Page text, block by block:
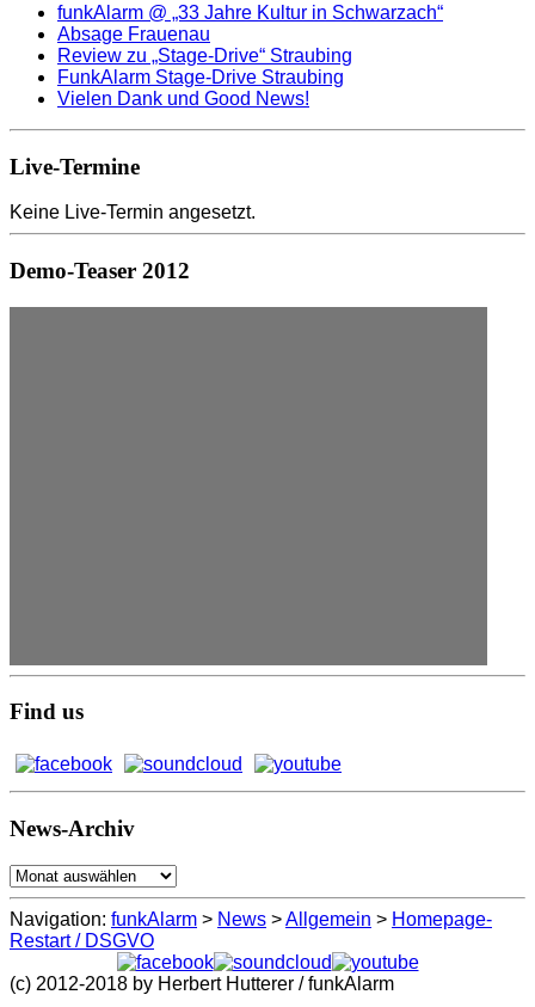
funkAlarm @ „33 Jahre Kultur in Schwarzach“
Absage Frauenau
Review zu „Stage-Drive“ Straubing
FunkAlarm Stage-Drive Straubing
Vielen Dank und Good News!
Live-Termine
Keine Live-Termin angesetzt.
Demo-Teaser 2012
Find us
News-Archiv
News-
Archiv
Navigation: funkAlarm > News >Allgemein > Homepage-
Restart / DSGVO
(c) 2012-2018 by Herbert Hutterer / funkAlarm